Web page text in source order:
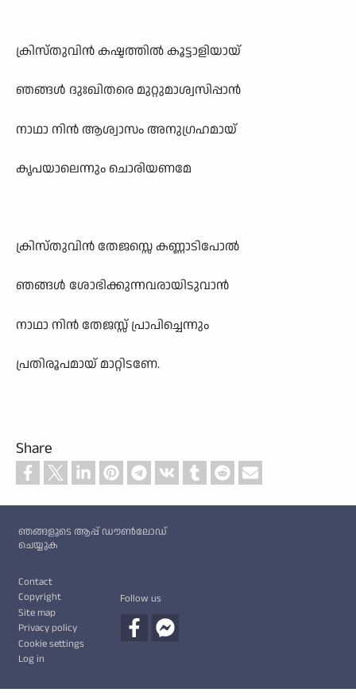
ക്രിസ്തുവിൻ കഷ്ടത്തിൽ കൂട്ടാളിയായ്
ഞങ്ങൾ ദുഃഖിതരെ മുറ്റുമാശ്വസിപ്പാൻ
നാഥാ നിൻ ആശ്വാസം അനുഗ്രഹമായ്
കൃപയാലെന്നും ചൊരിയണമേ
ക്രിസ്തുവിൻ തേജസ്സെ കണ്ണാടിപോൽ
ഞങ്ങൾ ശോഭിക്കുന്നവരായിടുവാൻ
നാഥാ നിൻ തേജസ്സ് പ്രാപിച്ചെന്നും
പ്രതിരൂപമായ് മാറ്റിടണേ.
Share
ഞങ്ങളുടെ ആപ്പ് ഡൗൺലോഡ്
ചെയ്യുക
Contact
Copyright
Site map
Privacy policy
Cookie settings
Log in
Follow us